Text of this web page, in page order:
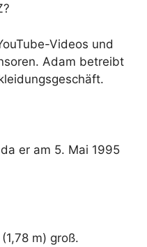
Videos und
Adam betreibt
er am 5. Mai 1995
m) groß.